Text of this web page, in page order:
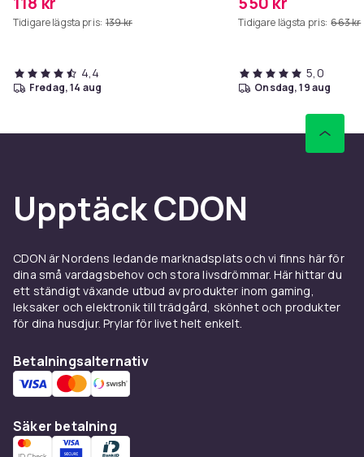
Tidigare lägsta pris: 139 kr
4,4
fredag, 14 aug
Soffbord
Tidigare lägsta pris: 663 kr
5,0
onsdag, 19 aug
Upptäck CDON
CDON är Nordens ledande marknadsplats och vi finns här för
dina små vardagsbehov och stora livsdrömmar. Här hittar du
ett ständigt växande utbud av produkter inom gaming,
leksaker och elektronik till trädgård, skönhet och produkter
för dina husdjur. Prylar för livet helt enkelt.
Betalningsalternativ
Säker betalning